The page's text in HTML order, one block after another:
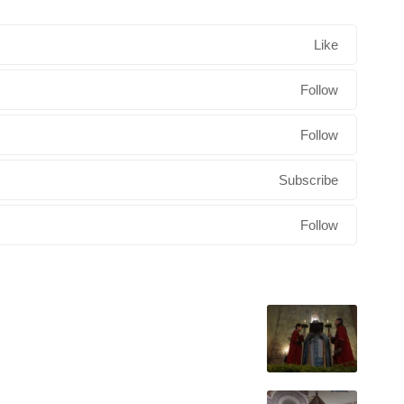
Like
Follow
Follow
Subscribe
Follow